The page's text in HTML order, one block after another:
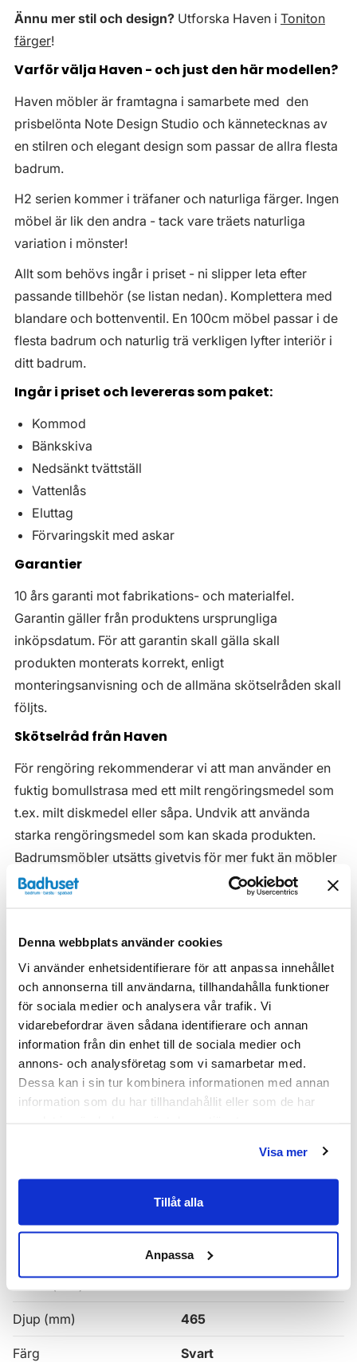
Denna webbplats använder cookies
Vi använder enhetsidentifierare för att anpassa innehållet
och annonserna till användarna, tillhandahålla funktioner
för sociala medier och analysera vår trafik. Vi
vidarebefordrar även sådana identifierare och annan
information från din enhet till de sociala medier och
annons- och analysföretag som vi samarbetar med.
Dessa kan i sin tur kombinera informationen med annan
information som du har tillhandahållit eller som de har
Visa mer
Tillåt alla
Anpassa
Ännu mer stil och design? Utforska Haven i Toniton
färger!
Varför välja Haven - och just den här modellen?
Haven möbler är framtagna i samarbete med den
prisbelönta Note Design Studio och kännetecknas av
en stilren och elegant design som passar de allra flesta
badrum.
H2 serien kommer i träfaner och naturliga färger. Ingen
möbel är lik den andra - tack vare träets naturliga
variation i mönster!
Allt som behövs ingår i priset - ni slipper leta efter
passande tillbehör (se listan nedan). Komplettera med
blandare och bottenventil. En 100cm möbel passar i de
flesta badrum och naturlig trä verkligen lyfter interiör i
ditt badrum.
Ingår i priset och levereras som paket:
Kommod
Bänkskiva
Nedsänkt tvättställ
Vattenlås
Eluttag
Förvaringskit med askar
Garantier
10 års garanti mot fabrikations- och materialfel.
Garantin gäller från produktens ursprungliga
inköpsdatum. För att garantin skall gälla skall
produkten monterats korrekt, enligt
monteringsanvisning och de allmäna skötselråden skall
följts.
Skötselråd från Haven
För rengöring rekommenderar vi att man använder en
fuktig bomullstrasa med ett milt rengöringsmedel som
t.ex. milt diskmedel eller såpa. Undvik att använda
starka rengöringsmedel som kan skada produkten.
Badrumsmöbler utsätts givetvis för mer fukt än möbler
i övriga rum i hemmet. Våra badrumsmöbler är
anpassade för badrummet och gjorda i fukttåliga
de inte utsättas för vatten eller extremt hög
luftfuktighet.
Tänk på att se till att ventilationen är god och att
möblerna placeras på ett sådant avstånd från
badkar/dusch att vatten inte kan skvätta direkt på
möbeln. Blöta fläckar, även vanligt vatten, torkas upp
så snart som möjligt.
AllaHaven Badrumskommoder
Djup (mm) 465
Färg Svart